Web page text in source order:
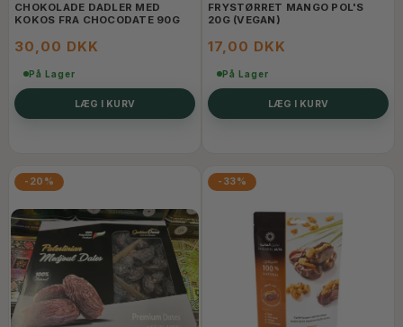
CHOKOLADE DADLER MED
KOKOS FRA CHOCODATE 90G
30,00 DKK
På Lager
LÆG I KURV
FRYSTØRRET MANGO POL'S
20G (VEGAN)
17,00 DKK
På Lager
LÆG I KURV
-20% -33%